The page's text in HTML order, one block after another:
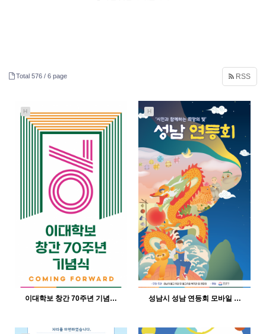
Total 576 / 6 page RSS
H
이대학보 창간 70주년 기념…
H
성남시 성남 연등회 모바일 …